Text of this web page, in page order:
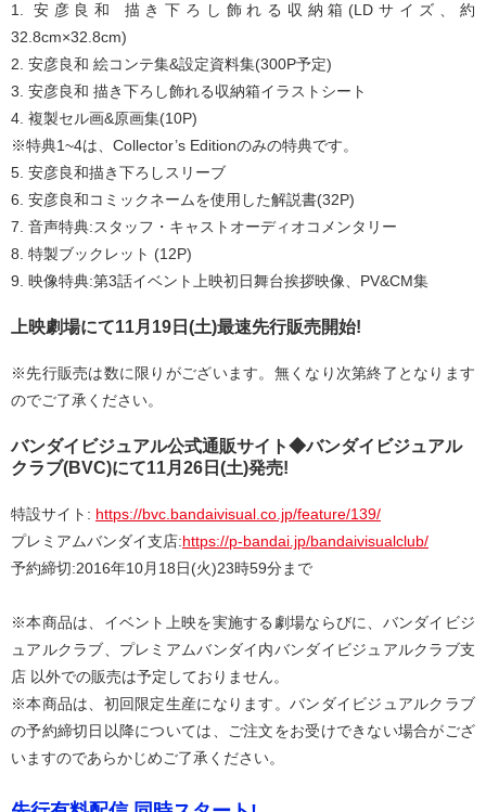
1. 安彦良和 描き下ろし飾れる収納箱(LDサイズ、約
32.8cm×32.8cm)
2. 安彦良和 絵コンテ集&設定資料集(300P予定)
3. 安彦良和 描き下ろし飾れる収納箱イラストシート
4. 複製セル画&原画集(10P)
※特典1~4は、Collector’s Editionのみの特典です。
5. 安彦良和描き下ろしスリーブ
6. 安彦良和コミックネームを使用した解説書(32P)
7. 音声特典:スタッフ・キャストオーディオコメンタリー
8. 特製ブックレット (12P)
9. 映像特典:第3話イベント上映初日舞台挨拶映像、PV&CM集
上映劇場にて11月19日(土)最速先行販売開始!
※先行販売は数に限りがございます。無くなり次第終了となります
のでご了承ください。
バンダイビジュアル公式通販サイト◆バンダイビジュアル
クラブ(BVC)にて11月26日(土)発売!
特設サイト: https://bvc.bandaivisual.co.jp/feature/139/
プレミアムバンダイ支店:https://p-bandai.jp/bandaivisualclub/
予約締切:2016年10月18日(火)23時59分まで
※本商品は、イベント上映を実施する劇場ならびに、バンダイビジ
ュアルクラブ、プレミアムバンダイ内バンダイビジュアルクラブ支
店 以外での販売は予定しておりません。
※本商品は、初回限定生産になります。バンダイビジュアルクラブ
の予約締切日以降については、ご注文をお受けできない場合がござ
いますのであらかじめご了承ください。